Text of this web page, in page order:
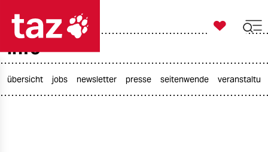
taz zahl ich

taz zahl ich
info
übersicht jobs newsletter presse seitenwende